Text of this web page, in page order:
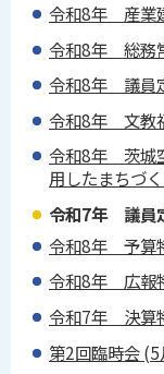
令和8年 産業
令和8年 総務
令和8年 議員
令和8年 文教
令和8年 茨城
用したまちづ
令和7年 議員
令和8年 予算
令和8年 広報
令和7年 決算
第2回臨時会 (5